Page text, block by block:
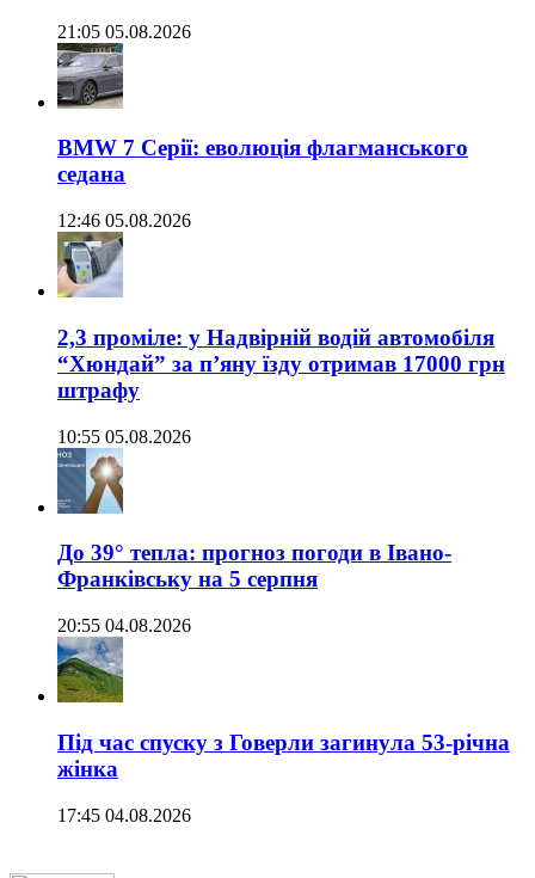
21:05 05.08.2026
BMW 7 Серії: еволюція флагманського
седана
12:46 05.08.2026
2,3 проміле: у Надвірній водій автомобіля
“Хюндай” за п’яну їзду отримав 17000 грн
штрафу
10:55 05.08.2026
До 39° тепла: прогноз погоди в Івано-
Франківську на 5 серпня
20:55 04.08.2026
Під час спуску з Говерли загинула 53-річна
жінка
17:45 04.08.2026